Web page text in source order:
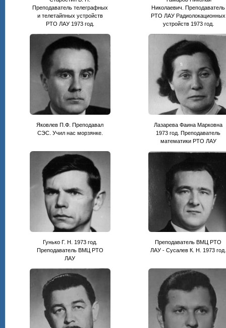
Преподаватель телеграфных
и телетайпных устройств
РТО ЛАУ 1973 год.
Николаевич. Преподаватель
РТО ЛАУ Радиолокационных
устройств 1973 год.
Яковлев П.Ф. Преподавал
СЭС. Учил нас морзянке.
Лазарева Фаина Марковна
1973 год. Преподаватель
математики РТО ЛАУ
Гунько Г. Н. 1973 год.
Преподаватель ВМЦ РТО
ЛАУ
Преподаватель ВМЦ РТО
ЛАУ - Сусалев К. Н. 1973 год.